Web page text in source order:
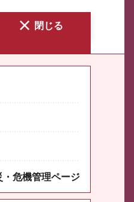
閉じる
・危機管理ページ